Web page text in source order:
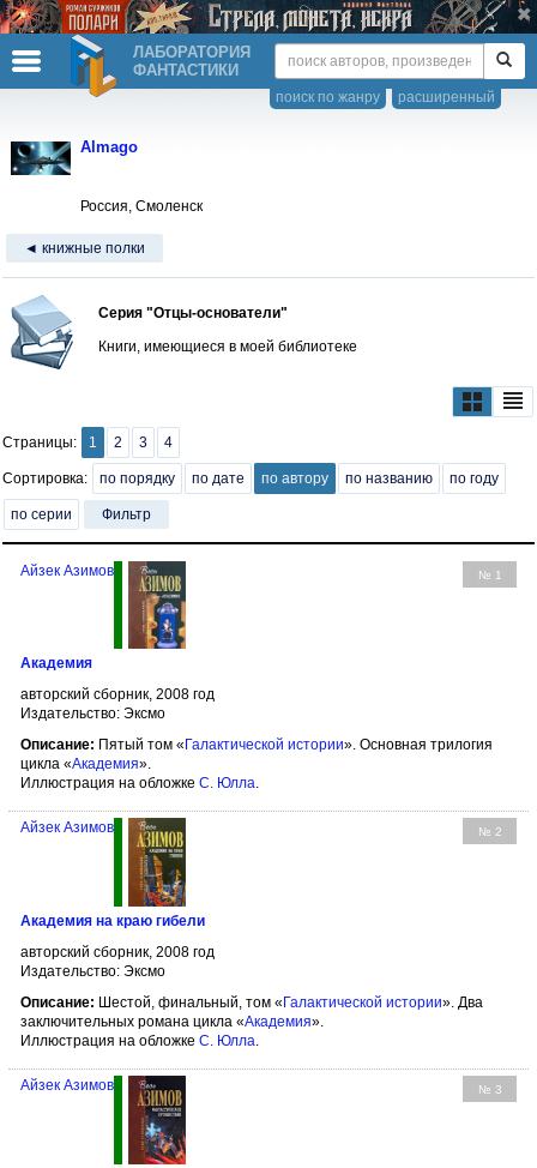
ЛАБОРАТОРИЯ
ФАНТАСТИКИ
расширенный
поиск по жанру
Almago
Россия, Смоленск
◄ книжные полки
Серия "Отцы-основатели"
Книги, имеющиеся в моей библиотеке
Страницы: 1 2 3 4
Сортировка: по порядку по дате по автору по названию по году
по серии Фильтр
№ 1
Айзек Азимов
Академия
авторский сборник, 2008 год
Издательство: Эксмо
Описание: Пятый том «Галактической истории». Основная трилогия
цикла «Академия».
Иллюстрация на обложке С. Юлла
№ 2
Айзек Азимов
Академия на краю гибели
авторский сборник, 2008 год
Издательство: Эксмо
Описание: Шестой, финальный, том « Галактической истории». Два
заключительных романа цикла «Академия».
Иллюстрация на обложке С. Юлла.
№ 3
Айзек Азимов